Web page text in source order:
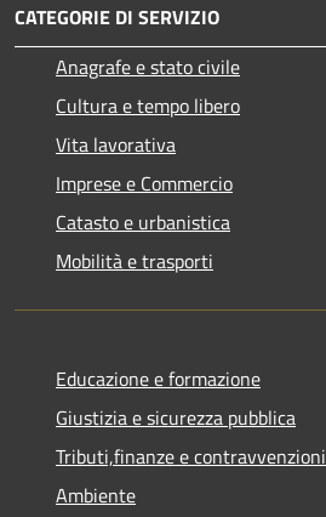
CATEGORIE DI SERVIZIO
Anagrafe e stato civile
Cultura e tempo libero
Vita lavorativa
Imprese e Commercio
Catasto e urbanistica
Mobilità e trasporti
Educazione e formazione
Giustizia e sicurezza pubblica
Tributi,finanze e contravvenzioni
Ambiente